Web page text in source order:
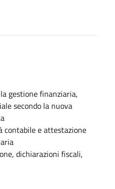
gestione finanziaria,
secondo la nuova
contabile e attestazione
dichiarazioni fiscali,